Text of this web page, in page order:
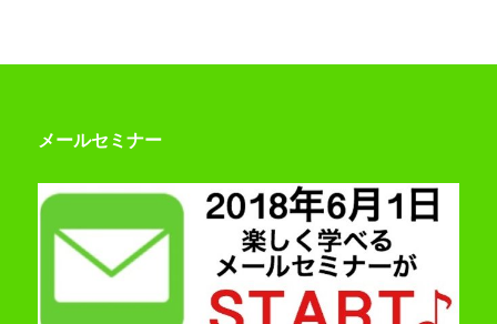
メールセミナー